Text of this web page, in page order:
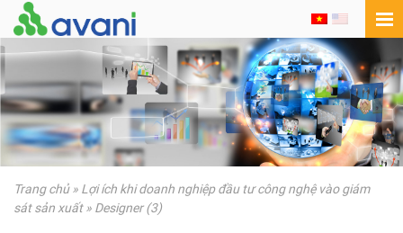
Trang chủ» Lợi ích khi doanh nghiệp đầu tư công nghệ vào giám
sát sản xuất» Designer (3)